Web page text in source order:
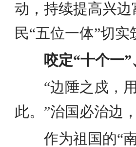
动，持续提高兴
民“五位一体”切
咬定“十个一
“边陲之戍，
此。”治国必治边
作为祖国的“